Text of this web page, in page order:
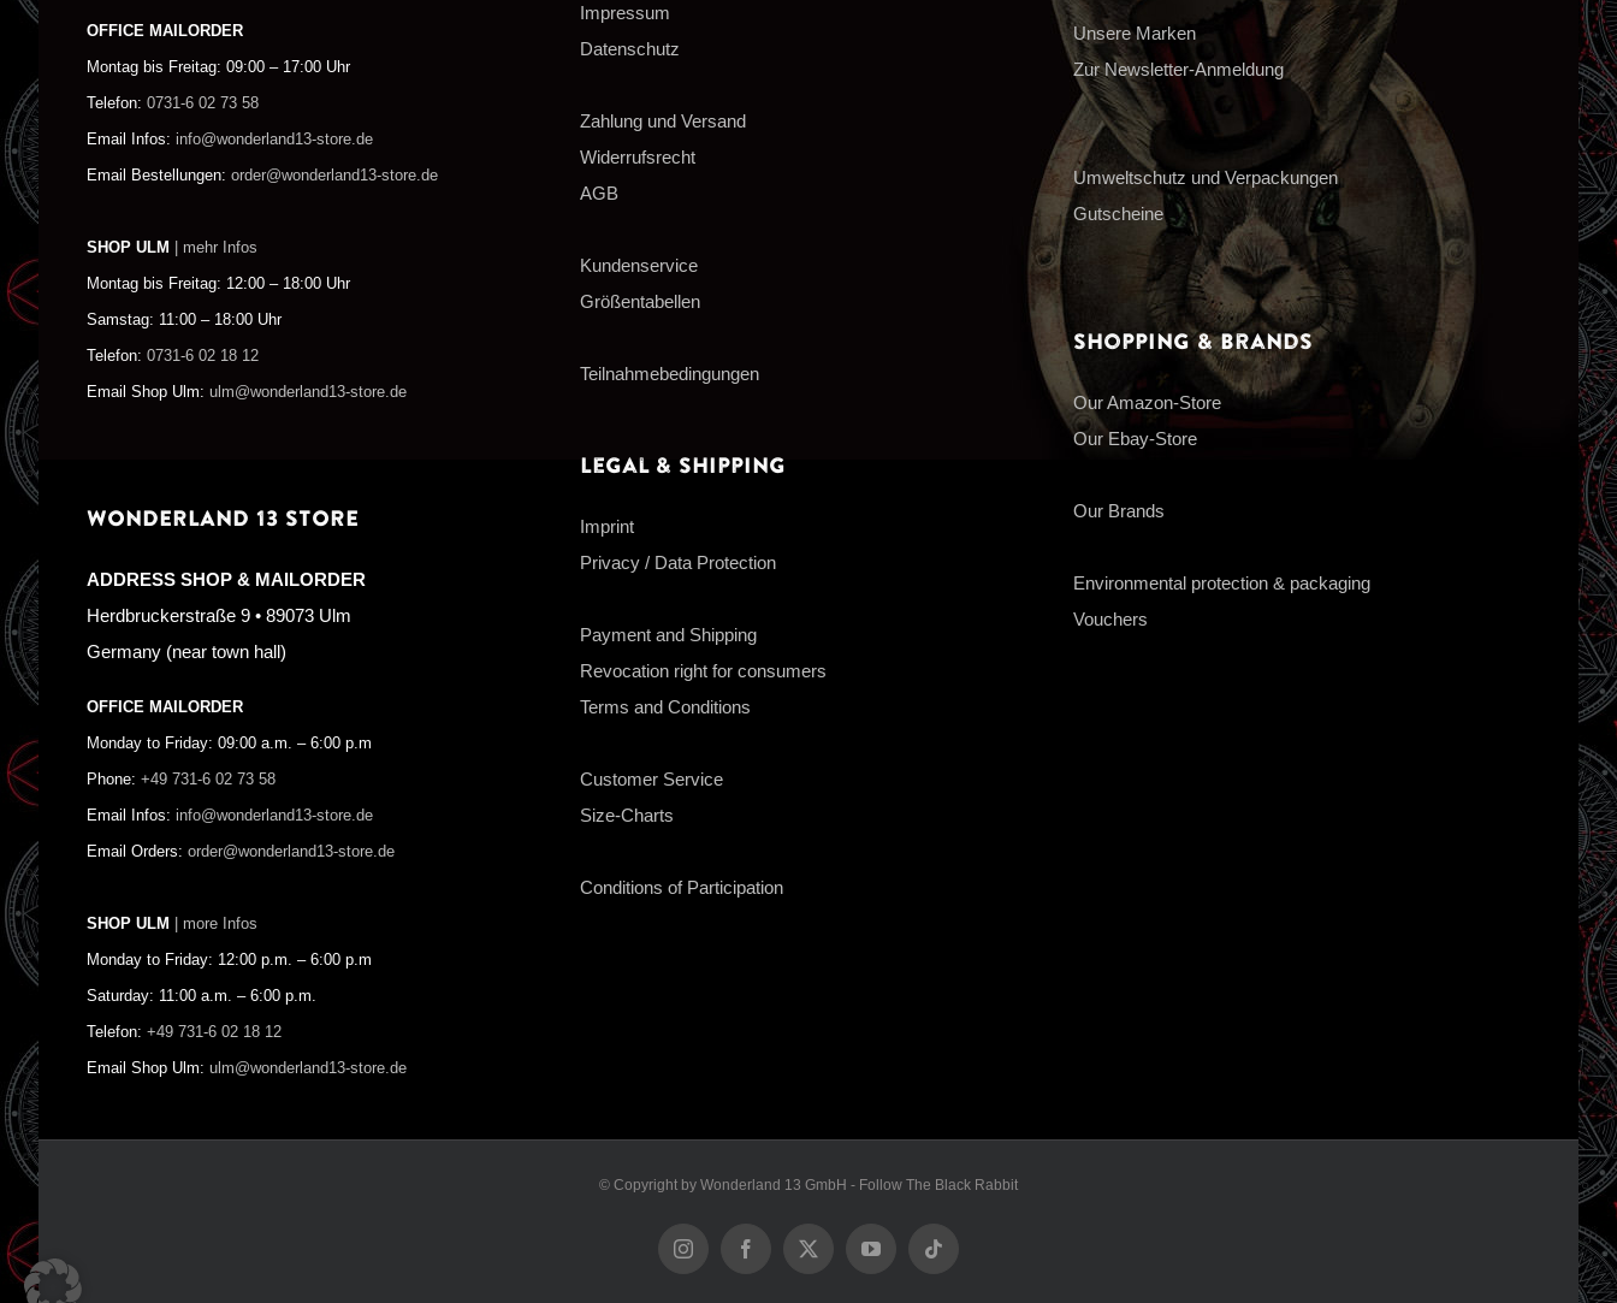
OFFICE MAILORDER
Montag bis Freitag: 09:00 – 17:00 Uhr
Telefon: 0731-6 02 73 58
Email Infos: info@wonderland13-store.de
Email Bestellungen: order@wonderland13-store.de
SHOP ULM | mehr Infos
Montag bis Freitag: 12:00 – 18:00 Uhr
Samstag: 11:00 – 18:00 Uhr
Telefon: 0731-6 02 18 12
Email Shop Ulm: ulm@wonderland13-store.de
WONDERLAND 13 STORE
ADDRESS SHOP & MAILORDER
Herdbruckerstraße 9 • 89073 Ulm
Germany (near town hall)
OFFICE MAILORDER
Monday to Friday: 09:00 a.m. – 6:00 p.m
Phone: +49 731-6 02 73 58
Email Infos: info@wonderland13-store.de
Email Orders: order@wonderland13-store.de
SHOP ULM | more Infos
Monday to Friday: 12:00 p.m. – 6:00 p.m
Saturday: 11:00 a.m. – 6:00 p.m.
Telefon: +49 731-6 02 18 12
Email Shop Ulm: ulm@wonderland13-store.de
Impressum
Datenschutz
Zahlung und Versand
Widerrufsrecht
AGB
Kundenservice
Größentabellen
Teilnahmebedingungen
Legal & Shipping
Imprint
Privacy / Data Protection
Payment and Shipping
Revocation right for consumers
Terms and Conditions
Customer Service
Size-Charts
Conditions of Participation
Unsere Marken
Zur Newsletter-Anmeldung
Umweltschutz und Verpackungen
Gutscheine
Shopping & Brands
Our Amazon-Store
Our Ebay-Store
Our Brands
Environmental protection & packaging
Vouchers
© Copyright by Wonderland 13 GmbH - Follow The Black Rabbit
InstagramFacebook
X YouTubeTiktok